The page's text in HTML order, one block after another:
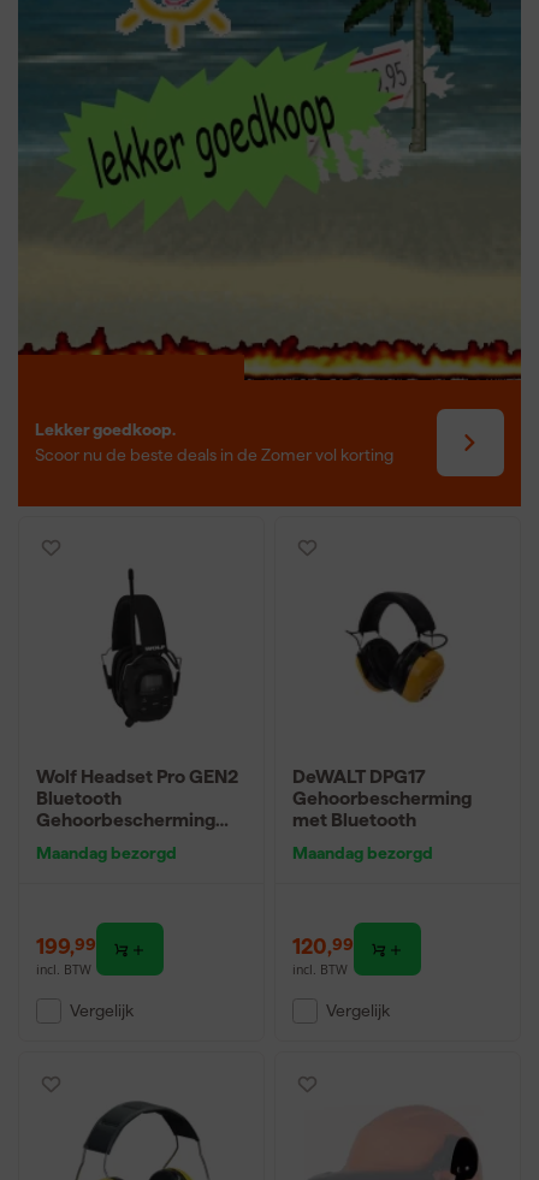
Wanneer is gehoorbescherming
verplicht?
Gehoorbescherming is verplicht zodra het geluidsniveau op de
werkplek de 85 dB(A) overschrijdt. Vanaf 80 dB(A) moet er al
bescherming beschikbaar zijn voor werknemers. Dit betekent dat
je bij het werken met bijvoorbeeld
cirkelzagen compressoren
afkortmachines vrijwel altijd gehoorbescherming nodig hebt.
goed horen – en dat wil je graag zo houden.
Lekker goedkoop.
Scoor nu de beste deals in de Zomer vol korting
Wolf Headset Pro GEN2
Bluetooth
Gehoorbescherming
Maandag bezorgd
199,99
incl. BTW
Vergelijk
DeWALT DPG17
Gehoorbescherming
met Bluetooth
Maandag bezorgd
120,99
incl. BTW
Vergelijk